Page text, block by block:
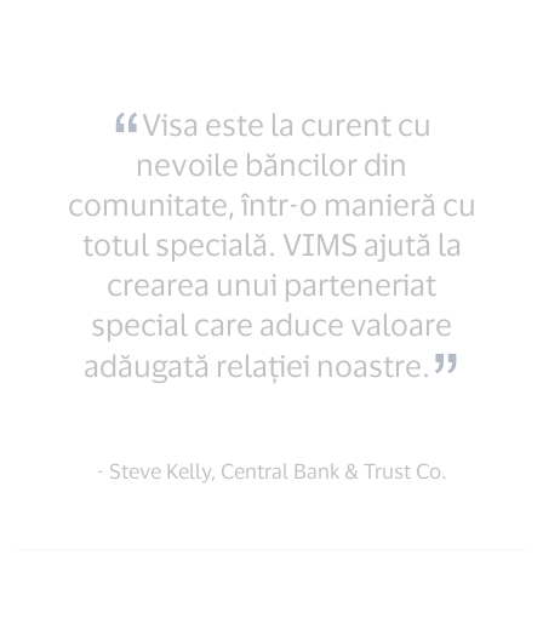
Visa este la curent cu
nevoile băncilor din
comunitate, într-o manieră cu
totul specială. VIMS ajută la
crearea unui parteneriat
special care aduce valoare
adăugată relației noastre.
- Steve Kelly, Central Bank & Trust Co.